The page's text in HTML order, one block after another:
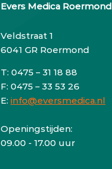
Evers Medica Roermond
Veldstraat 1
6041 GR Roermond
T: 0475 – 31 18 88
F: 0475 – 33 53 26
E: info@eversmedica.nl
Openingstijden:
09.00 - 17.00 uur